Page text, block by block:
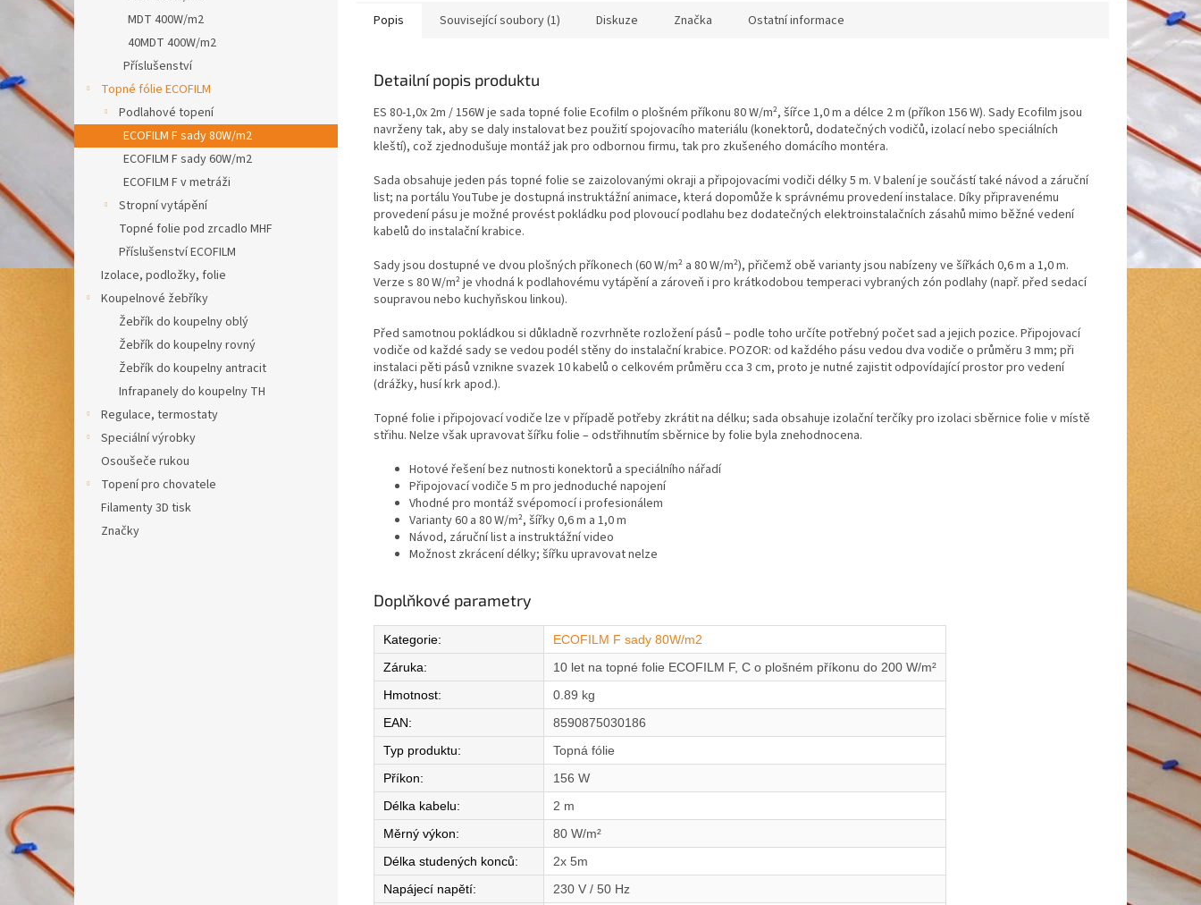
MDT 400W/m2
40MDT 400W/m2
Příslušenství
Topné fólie ECOFILM
Podlahové topení
ECOFILM F sady 80W/m2
ECOFILM F sady 60W/m2
ECOFILM F v metráži
Stropní vytápění
Topné folie pod zrcadlo MHF
Příslušenství ECOFILM
Izolace, podložky, folie
Koupelnové žebříky
Žebřík do koupelny oblý
Žebřík do koupelny rovný
Žebřík do koupelny antracit
Infrapanely do koupelny TH
Regulace, termostaty
Speciální výrobky
Osoušeče rukou
Topení pro chovatele
Filamenty 3D tisk
Značky
Popis Související soubory (1) Diskuze Značka Ostatní informace
Detailní popis produktu
ES 80-1,0x 2m / 156W je sada topné folie Ecofilm o plošném příkonu 80 W/m², šířce 1,0 m a délce 2 m (příkon 156 W). Sady Ecofilm jsou
navrženy tak, aby se daly instalovat bez použití spojovacího materiálu (konektorů, dodatečných vodičů, izolací nebo speciálních
kleští), což zjednodušuje montáž jak pro odbornou firmu, tak pro zkušeného domácího montéra.
Sada obsahuje jeden pás topné folie se zaizolovanými okraji a připojovacími vodiči délky 5 m. V balení je součástí také návod a záruční
list; na portálu YouTube je dostupná instruktážní animace, která dopomůže k správnému provedení instalace. Díky připravenému
provedení pásu je možné provést pokládku pod plovoucí podlahu bez dodatečných elektroinstalačních zásahů mimo běžné vedení
kabelů do instalační krabice.
Sady jsou dostupné ve dvou plošných příkonech (60 W/m² a 80 W/m²), přičemž obě varianty jsou nabízeny ve šířkách 0,6 m a 1,0 m.
Verze s 80 W/m² je vhodná k podlahovému vytápění a zároveň i pro krátkodobou temperaci vybraných zón podlahy (např. před sedací
soupravou nebo kuchyňskou linkou).
Před samotnou pokládkou si důkladně rozvrhněte rozložení pásů – podle toho určíte potřebný počet sad a jejich pozice. Připojovací
vodiče od každé sady se vedou podél stěny do instalační krabice. POZOR: od každého pásu vedou dva vodiče o průměru 3 mm; při
instalaci pěti pásů vznikne svazek 10 kabelů o celkovém průměru cca 3 cm, proto je nutné zajistit odpovídající prostor pro vedení
(drážky, husí krk apod.).
Topné folie i připojovací vodiče lze v případě potřeby zkrátit na délku; sada obsahuje izolační terčíky pro izolaci sběrnice folie v místě
střihu. Nelze však upravovat šířku folie – odstřihnutím sběrnice by folie byla znehodnocena.
Hotové řešení bez nutnosti konektorů a speciálního nářadí
Připojovací vodiče 5 m pro jednoduché napojení
Vhodné pro montáž svépomocí i profesionálem
Varianty 60 a 80 W/m², šířky 0,6 m a 1,0 m
Návod, záruční list a instruktážní video
Možnost zkrácení délky; šířku upravovat nelze
Doplňkové parametry
Kategorie:
ECOFILM F sady 80W/m2
Záruka:
10 let na topné folie ECOFILM F, C o plošném příkonu do 200 W/m²
Hmotnost:
0.89 kg
EAN:
8590875030186
Typ produktu:
Topná fólie
Příkon:
156 W
Délka kabelu:
2 m
Měrný výkon:
80 W/m²
Délka studených konců:
2x 5m
Napájecí napětí: 230 V / 50 Hz